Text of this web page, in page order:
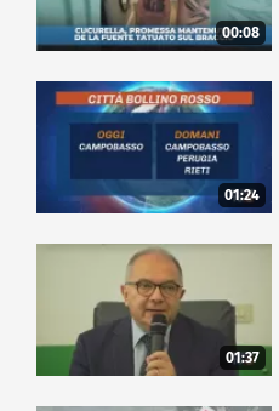
00:08
01:24
01:37